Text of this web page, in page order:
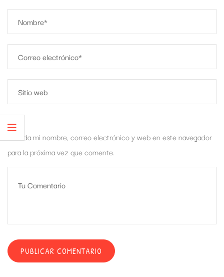
Guarda mi nombre, correo electrónico y web en este navegador
para la próxima vez que comente.